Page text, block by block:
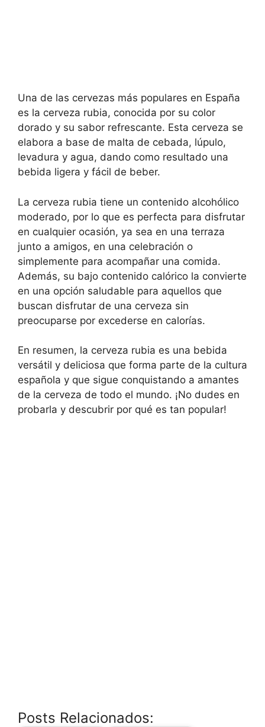
Una de las cervezas más populares en España
es la cerveza rubia, conocida por su color
dorado y su sabor refrescante. Esta cerveza se
elabora a base de malta de cebada, lúpulo,
levadura y agua, dando como resultado una
bebida ligera y fácil de beber.
La cerveza rubia tiene un contenido alcohólico
moderado, por lo que es perfecta para disfrutar
en cualquier ocasión, ya sea en una terraza
junto a amigos, en una celebración o
simplemente para acompañar una comida.
Además, su bajo contenido calórico la convierte
en una opción saludable para aquellos que
buscan disfrutar de una cerveza sin
preocuparse por excederse en calorías.
En resumen, la cerveza rubia es una bebida
versátil y deliciosa que forma parte de la cultura
española y que sigue conquistando a amantes
de la cerveza de todo el mundo. ¡No dudes en
probarla y descubrir por qué es tan popular!
Posts Relacionados: